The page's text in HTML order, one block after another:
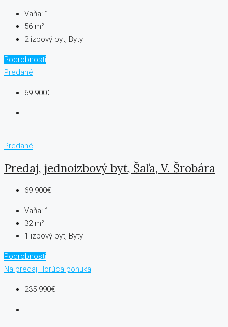
Vaňa: 1
56 m²
2 izbový byt, Byty
Podrobnosti
Predané
69 900€
Predané
Predaj, jednoizbový byt, Šaľa, V. Šrobára
69 900€
Vaňa: 1
32 m²
1 izbový byt, Byty
Podrobnosti
Na predaj Horúca ponuka
235 990€